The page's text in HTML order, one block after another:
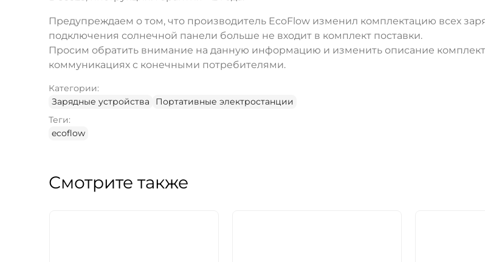
Предупреждаем о том, что производитель EcoFlow изменил комплектацию всех
подключения солнечной панели больше не входит в комплект поставки.
Просим обратить внимание на данную информацию и изменить описание
коммуникациях с конечными потребителями.
Категории:
Зарядные устройства
Портативные электростанции
Теги:
ecoflow
Смотрите также